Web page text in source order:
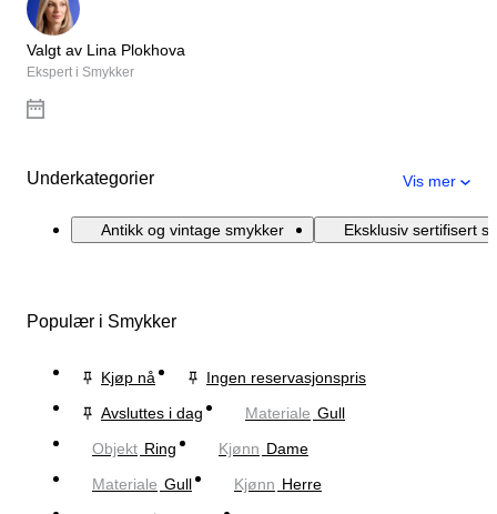
Valgt av Lina Plokhova
Ekspert i Smykker
Underkategorier Vis mer
Antikk og vintage smykker Eksklusiv sertifisert
Populær i Smykker
Kjøp nå
Ingen reservasjonspris
Avsluttes i dag
Materiale Gull
Objekt Ring Kjønn Dame
Materiale Gull Kjønn Herre